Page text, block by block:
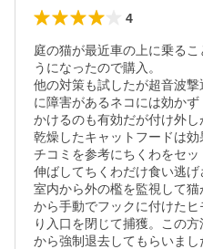
4
庭の猫が最近車の上に乗る
うになったので購入。
他の対策も試したが超音波
に障害があるネコには効か
かけるのも有効だが付け外し
乾燥したキャットフードは
チコミを参考にちくわをセ
伸ばしてちくわだけ食い逃げ
室内から外の檻を監視して
から手動でフックに付けた
り入口を閉じて捕獲。この
から強制退去してもらいまし